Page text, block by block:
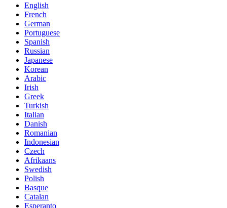
English
French
German
Portuguese
Spanish
Russian
Japanese
Korean
Arabic
Irish
Greek
Turkish
Italian
Danish
Romanian
Indonesian
Czech
Afrikaans
Swedish
Polish
Basque
Catalan
Esperanto